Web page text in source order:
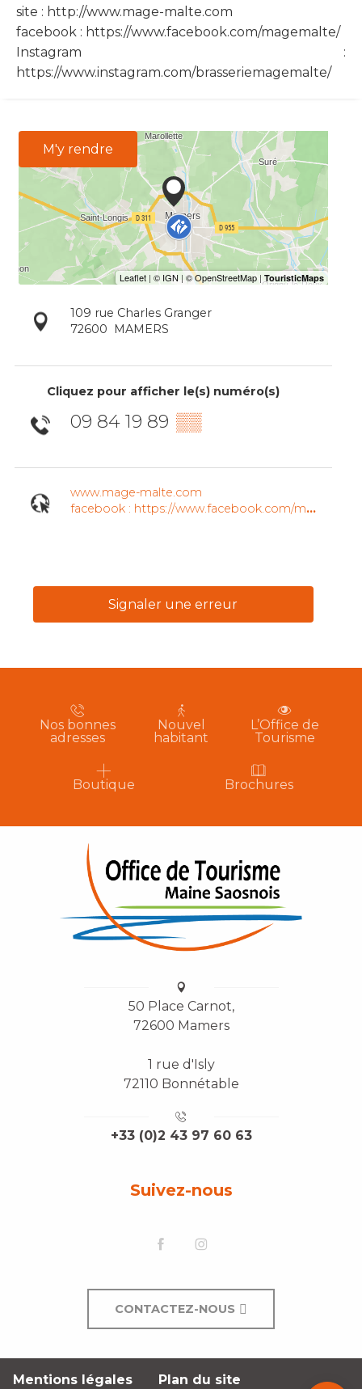
site : http://www.mage-malte.com
facebook : https://www.facebook.com/magemalte/
Instagram :
https://www.instagram.com/brasseriemagemalte/
M'y rendre
109 rue Charles Granger
72600
MAMERS
Cliquez pour afficher le(s) numéro(s)
09 84 19 89 ▒▒
www.mage-malte.com
facebook : https://www.facebook.com/magemalte/
Signaler une erreur
Nos bonnes
adresses
Nouvel
habitant
L’Office de
Tourisme
Boutique Brochures
50 Place Carnot,
72600 Mamers
1 rue d'Isly
72110 Bonnétable
+33 (0)2 43 97 60 63
Suivez-nous
CONTACTEZ-NOUS
Mentions légales Plan du site